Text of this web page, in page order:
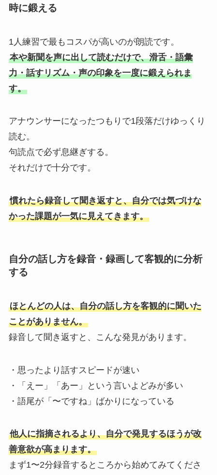
時に鍛える
1人練習で最もコスパが高いのが朗読です。
本や新聞を声に出して読むだけで、滑舌・語彙
力・話すリズム・声の印象を一度に鍛えられま
す。
アナウンサーになったつもりで1段落だけゆっくり
読む。
句読点で必ず息継ぎする。
それだけで十分です。
慣れたら録音して聞き返すと、自分では気づけな
かった課題が一気に見えてきます。
自分の話し方を録音・録画して客観的に分析
する
ほとんどの人は、自分の話し方を客観的に聞いた
ことがありません。
録音して聞き返すと、こんな発見があります。
・思ったより話すスピードが速い
・「えー」「あー」という言いよどみが多い
・語尾が「〜ですね」ばかりになっている
他人に指摘されるより、自分で発見するほうが改
善意欲が高まります。
まず1〜2分録音するところから始めてみてくださ